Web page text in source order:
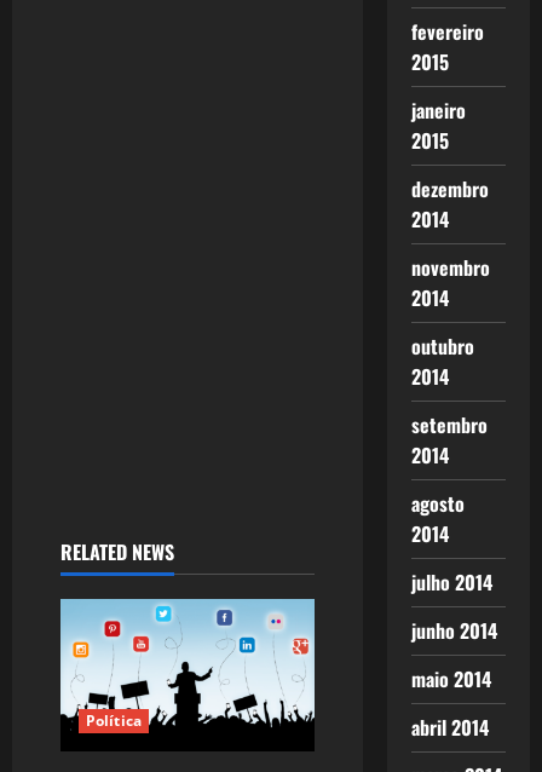
RELATED NEWS
Política
fevereiro
2015
janeiro
2015
dezembro
2014
novembro
2014
outubro
2014
setembro
2014
agosto
2014
julho 2014
junho 2014
maio 2014
abril 2014